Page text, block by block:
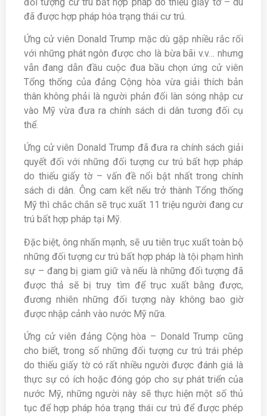
đã được hợp pháp hóa trạng thái cư trú.
Ứng cử viên Donald Trump mặc dù gặp nhiều rắc rối
với những phát ngôn được cho là bừa bãi v.v… nhưng
vẫn đang dẫn đầu cuộc đua bầu chọn ứng cử viên
Tổng thống của đảng Cộng hòa vừa giải thích bản
thân không phải là người phản đối làn sóng nhập cư
vào Mỹ vừa đưa ra chính sách di dân tương đối cụ
thể.
Ứng cử viên Donald Trump đã đưa ra chính sách giải
quyết đối với những đối tượng cư trú bất hợp pháp
do thiếu giấy tờ – vấn đề nổi bật nhất trong chính
sách di dân. Ông cam kết nếu trở thành Tổng thống
Mỹ thì chắc chắn sẽ trục xuất 11 triệu người đang cư
trú bất hợp pháp tại Mỹ.
Đặc biệt, ông nhấn mạnh, sẽ ưu tiên trục xuất toàn bộ
những đối tượng cư trú bất hợp pháp là tội phạm hình
sự – đang bị giam giữ và nếu là những đối tượng đã
được thả sẽ bị truy tìm để trục xuất bằng được,
đương nhiên những đối tượng này không bao giờ
được nhập cảnh vào nước Mỹ nữa.
Ứng cử viên đảng Cộng hòa – Donald Trump cũng
cho biết, trong số những đối tượng cư trú trái phép
do thiếu giấy tờ có rất nhiều người được đánh giá là
thực sự có ích hoặc đóng góp cho sự phát triển của
nước Mỹ, những người này sẽ thực hiện một số thủ
tục để hợp pháp hóa trạng thái cư trú để được phép